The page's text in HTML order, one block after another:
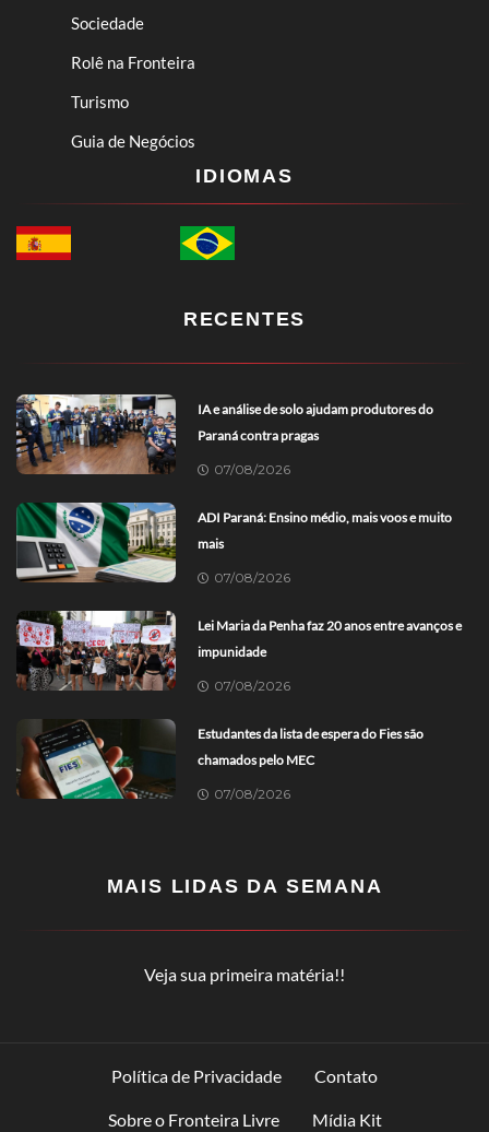
Sociedade
Rolê na Fronteira
Turismo
Guia de Negócios
IDIOMAS
RECENTES
IA e análise de solo ajudam produtores do
Paraná contra pragas
07/08/2026
ADI Paraná: Ensino médio, mais voos e muito
mais
07/08/2026
Lei Maria da Penha faz 20 anos entre avanços e
impunidade
07/08/2026
Estudantes da lista de espera do Fies são
chamados pelo MEC
07/08/2026
MAIS LIDAS DA SEMANA
Veja sua primeira matéria!!
Política de Privacidade Contato
Sobre o Fronteira Livre Mídia Kit